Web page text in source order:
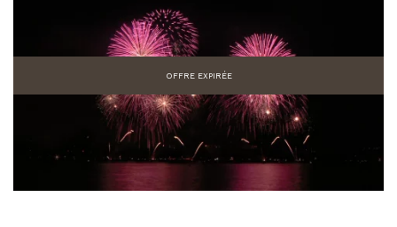
OFFRE EXPIRÉE